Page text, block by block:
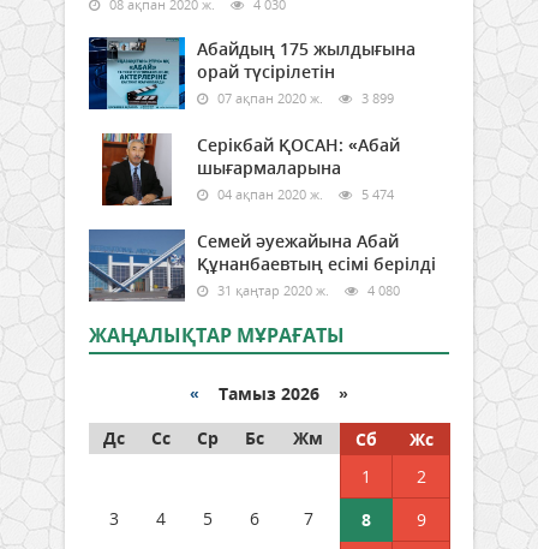
08 ақпан 2020 ж. 4 030
Абайдың 175 жылдығына
орай түсірілетін
07 ақпан 2020 ж. 3 899
Серікбай ҚОСАН: «Абай
шығармаларына
04 ақпан 2020 ж. 5 474
Семей әуежайына Абай
Құнанбаевтың есімі берілді
31 қаңтар 2020 ж. 4 080
ЖАҢАЛЫҚТАР МҰРАҒАТЫ
« Тамыз 2026 »
Дс
Сс Ср Бс Жм Сб
Жс
1
2
3
4 5 6 7 8
9